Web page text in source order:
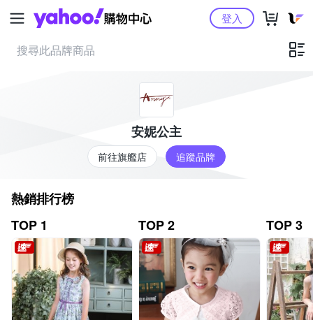
Yahoo購物中心登入
安妮公主
前往旗艦店 追蹤品牌
熱銷排行榜
TOP 1
TOP 2 TOP 3